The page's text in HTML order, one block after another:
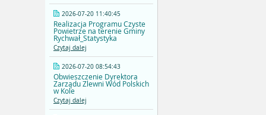
2026-07-20 11:40:45
Realizacja Programu Czyste
Powietrze na terenie Gminy
Rychwał_Statystyka
Czytaj dalej
2026-07-20 08:54:43
Obwieszczenie Dyrektora
Zarządu Zlewni Wód Polskich
w Kole
Czytaj dalej